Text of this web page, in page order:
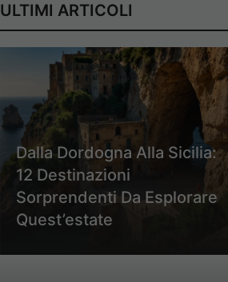
ULTIMI ARTICOLI
Dalla Dordogna Alla Sicilia:
12 Destinazioni
Sorprendenti Da Esplorare
Quest’estate